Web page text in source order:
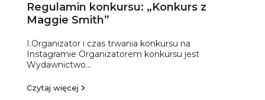
Regulamin konkursu: „Konkurs z
Maggie Smith”
I.Organizator i czas trwania konkursu na
Instagramie Organizatorem konkursu jest
Wydawnictwo...
Czytaj więcej